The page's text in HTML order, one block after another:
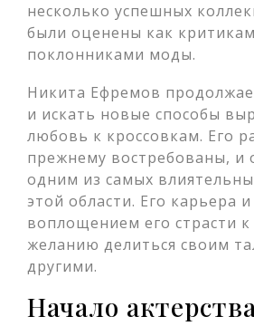
несколько успешных
были оценены как
поклонниками моды.
Никита Ефремов
и искать новые способы
любовь к кроссовкам. Его
прежнему востребованы, и
одним из самых
этой области. Его карьера
воплощением его страсти
желанию делиться своим
другими.
Начало